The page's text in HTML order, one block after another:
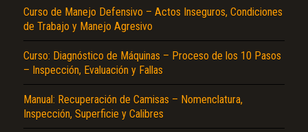
Curso de Manejo Defensivo – Actos Inseguros, Condiciones
de Trabajo y Manejo Agresivo
Curso: Diagnóstico de Máquinas – Proceso de los 10 Pasos
– Inspección, Evaluación y Fallas
Manual: Recuperación de Camisas – Nomenclatura,
Inspección, Superficie y Calibres